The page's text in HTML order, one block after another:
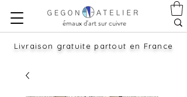
émaux d'art sur cuivre
Livraison gratuite partout en France